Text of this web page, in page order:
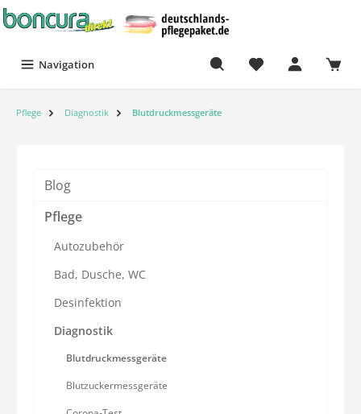
Navigation
Pflege Diagnostik Blutdruckmessgeräte
Blog
Pflege
Autozubehör
Bad, Dusche, WC
Desinfektion
Diagnostik
Blutdruckmessgeräte
Blutzuckermessgeräte